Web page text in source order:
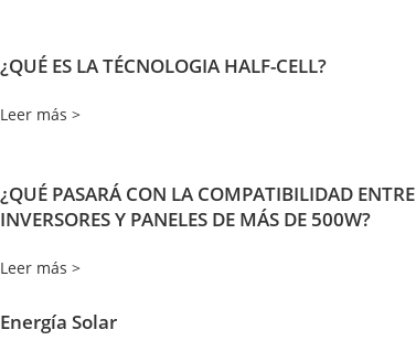
¿QUÉ ES LA TÉCNOLOGIA HALF-CELL?
Leer más >
¿QUÉ PASARÁ CON LA COMPATIBILIDAD ENTRE
INVERSORES Y PANELES DE MÁS DE 500W?
Leer más >
Energía Solar